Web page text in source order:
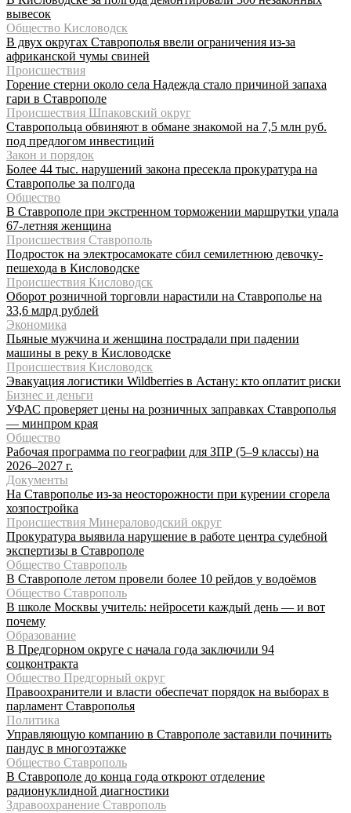
вывесок
Общество Кисловодск
В двух округах Ставрополья ввели ограничения из-за
африканской чумы свиней
Происшествия
Горение стерни около села Надежда стало причиной запаха
гари в Ставрополе
Происшествия Шпаковский округ
Ставропольца обвиняют в обмане знакомой на 7,5 млн руб.
под предлогом инвестиций
Закон и порядок
Более 44 тыс. нарушений закона пресекла прокуратура на
Ставрополье за полгода
Общество
В Ставрополе при экстренном торможении маршрутки упала
67-летняя женщина
Происшествия Ставрополь
Подросток на электросамокате сбил семилетнюю девочку-
пешехода в Кисловодске
Происшествия Кисловодск
Оборот розничной торговли нарастили на Ставрополье на
33,6 млрд рублей
Экономика
Пьяные мужчина и женщина пострадали при падении
машины в реку в Кисловодске
Происшествия Кисловодск
Эвакуация логистики Wildberries в Астану: кто оплатит риски
Бизнес и деньги
УФАС проверяет цены на розничных заправках Ставрополья
— минпром края
Общество
Рабочая программа по географии для ЗПР (5–9 классы) на
2026–2027 г.
Документы
На Ставрополье из-за неосторожности при курении сгорела
хозпостройка
Происшествия Минераловодский округ
Прокуратура выявила нарушение в работе центра судебной
экспертизы в Ставрополе
Общество Ставрополь
В Ставрополе летом провели более 10 рейдов у водоёмов
Общество Ставрополь
В школе Москвы учитель: нейросети каждый день — и вот
почему
Образование
В Предгорном округе с начала года заключили 94
соцконтракта
Общество Предгорный округ
Правоохранители и власти обеспечат порядок на выборах в
парламент Ставрополья
Политика
Управляющую компанию в Ставрополе заставили починить
пандус в многоэтажке
Общество Ставрополь
В Ставрополе до конца года откроют отделение
радионуклидной диагностики
Здравоохранение Ставрополь